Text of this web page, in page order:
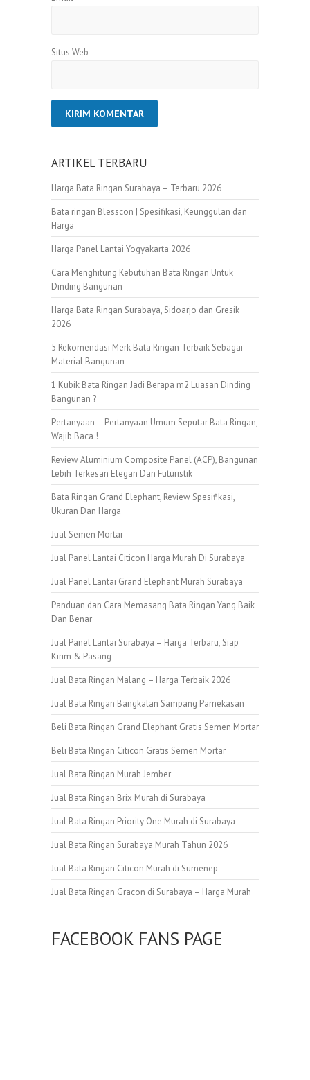
Situs Web
ARTIKEL TERBARU
Harga Bata Ringan Surabaya – Terbaru 2026
Bata ringan Blesscon | Spesifikasi, Keunggulan dan
Harga
Harga Panel Lantai Yogyakarta 2026
Cara Menghitung Kebutuhan Bata Ringan Untuk
Dinding Bangunan
Harga Bata Ringan Surabaya, Sidoarjo dan Gresik
2026
5 Rekomendasi Merk Bata Ringan Terbaik Sebagai
Material Bangunan
1 Kubik Bata Ringan Jadi Berapa m2 Luasan Dinding
Bangunan ?
Pertanyaan – Pertanyaan Umum Seputar Bata Ringan,
Wajib Baca !
Review Aluminium Composite Panel (ACP), Bangunan
Lebih Terkesan Elegan Dan Futuristik
Bata Ringan Grand Elephant, Review Spesifikasi,
Ukuran Dan Harga
Jual Semen Mortar
Jual Panel Lantai Citicon Harga Murah Di Surabaya
Jual Panel Lantai Grand Elephant Murah Surabaya
Panduan dan Cara Memasang Bata Ringan Yang Baik
Dan Benar
Jual Panel Lantai Surabaya – Harga Terbaru, Siap
Kirim & Pasang
Jual Bata Ringan Malang – Harga Terbaik 2026
Jual Bata Ringan Bangkalan Sampang Pamekasan
Beli Bata Ringan Grand Elephant Gratis Semen Mortar
Beli Bata Ringan Citicon Gratis Semen Mortar
Jual Bata Ringan Murah Jember
Jual Bata Ringan Brix Murah di Surabaya
Jual Bata Ringan Priority One Murah di Surabaya
Jual Bata Ringan Surabaya Murah Tahun 2026
Jual Bata Ringan Citicon Murah di Sumenep
Jual Bata Ringan Gracon di Surabaya – Harga Murah
FACEBOOK FANS PAGE